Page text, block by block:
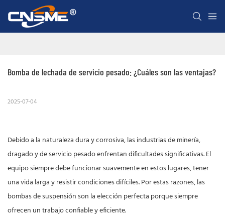
Bomba de lechada de servicio pesado: ¿Cuáles son las ventajas?
2025-07-04
Debido a la naturaleza dura y corrosiva, las industrias de minería,
dragado y de servicio pesado enfrentan dificultades significativas. El
equipo siempre debe funcionar suavemente en estos lugares, tener
una vida larga y resistir condiciones difíciles. Por estas razones, las
bombas de suspensión son la elección perfecta porque siempre
ofrecen un trabajo confiable y eficiente.